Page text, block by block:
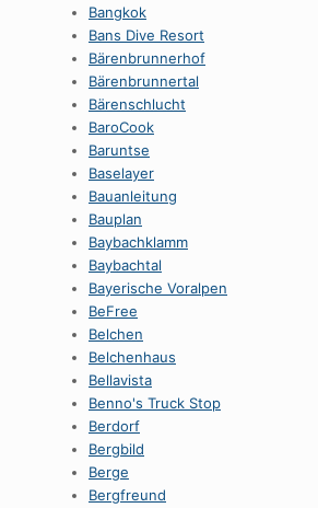
Bangkok
Bans Dive Resort
Bärenbrunnerhof
Bärenbrunnertal
Bärenschlucht
BaroCook
Baruntse
Baselayer
Bauanleitung
Bauplan
Baybachklamm
Baybachtal
Bayerische Voralpen
BeFree
Belchen
Belchenhaus
Bellavista
Benno's Truck Stop
Berdorf
Bergbild
Berge
Bergfreund